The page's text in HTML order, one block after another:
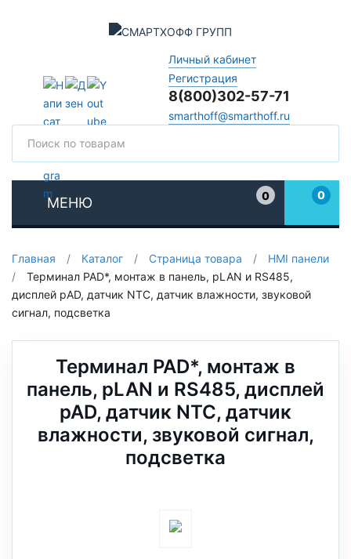
Личный кабинет
Регистрация
8(800)302-57-71
smarthoff@smarthoff.ru
МЕНЮ
0
0
Главная / Каталог / Страница товара /
HMI панели
/
Терминал PAD*, монтаж в панель, pLAN и RS485,
дисплей pAD, датчик NTC, датчик влажности, звуковой
сигнал, подсветка
Терминал PAD*, монтаж в
панель, pLAN и RS485, дисплей
pAD, датчик NTC, датчик
влажности, звуковой сигнал,
подсветка